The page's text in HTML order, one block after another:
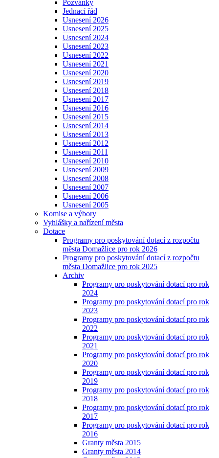
Pozvánky
Jednací řád
Usnesení 2026
Usnesení 2025
Usnesení 2024
Usnesení 2023
Usnesení 2022
Usnesení 2021
Usnesení 2020
Usnesení 2019
Usnesení 2018
Usnesení 2017
Usnesení 2016
Usnesení 2015
Usnesení 2014
Usnesení 2013
Usnesení 2012
Usnesení 2011
Usnesení 2010
Usnesení 2009
Usnesení 2008
Usnesení 2007
Usnesení 2006
Usnesení 2005
Komise a výbory
Vyhlášky a nařízení města
Dotace
Programy pro poskytování dotací z rozpočtu
města Domažlice pro rok 2026
Programy pro poskytování dotací z rozpočtu
města Domažlice pro rok 2025
Archiv
Programy pro poskytování dotací pro rok
2024
Programy pro poskytování dotací pro rok
2023
Programy pro poskytování dotací pro rok
2022
Programy pro poskytování dotací pro rok
2021
Programy pro poskytování dotací pro rok
2020
Programy pro poskytování dotací pro rok
2019
Programy pro poskytování dotací pro rok
2018
Programy pro poskytování dotací pro rok
2017
Programy pro poskytování dotací pro rok
2016
Granty města 2015
Granty města 2014